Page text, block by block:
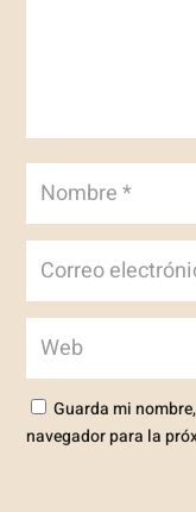
Guarda mi
navegador para la